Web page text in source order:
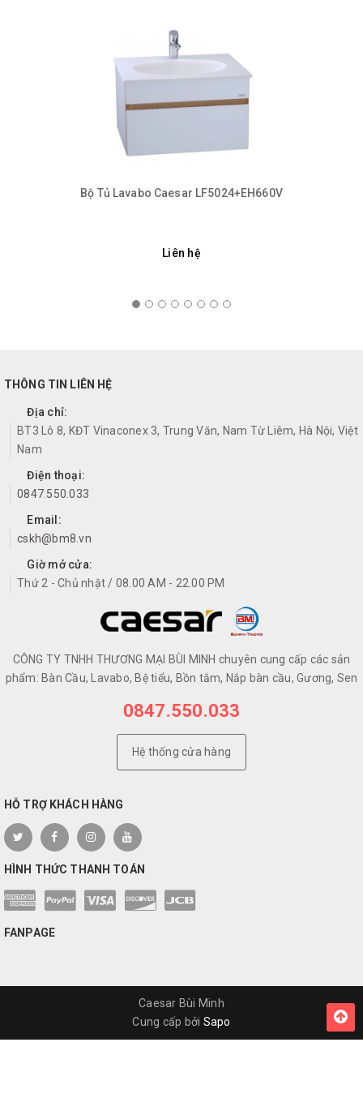
Bộ Tủ Lavabo Caesar LF5024+EH660V
Liên hệ
THÔNG TIN LIÊN HỆ
Địa chỉ:
BT3 Lô 8, KĐT Vinaconex 3, Trung Văn, Nam Từ Liêm, Hà Nội, Việt
Nam
Điện thoại:
0847.550.033
Email:
cskh@bm8.vn
Giờ mở cửa:
Thứ 2 - Chủ nhật / 08.00 AM - 22.00 PM
CÔNG TY TNHH THƯƠNG MẠI BÙI MINH chuyên cung cấp các sản
phẩm: Bàn Cầu, Lavabo, Bệ tiểu, Bồn tắm, Nắp bàn cầu, Gương, Sen
0847.550.033
Hệ thống cửa hàng
HỖ TRỢ KHÁCH HÀNG
HÌNH THỨC THANH TOÁN
FANPAGE
Caesar Bùi Minh
Cung cấp bởi Sapo